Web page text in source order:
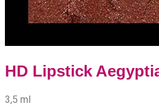
HD Lipstick
3,5 ml